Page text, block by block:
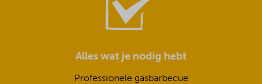
Alles wat je nodig hebt
Professionele gasbarbecue